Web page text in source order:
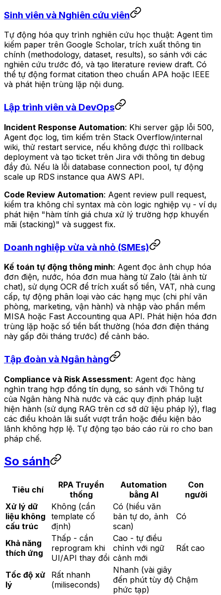
Sinh viên và Nghiên cứu viên
Tự động hóa quy trình nghiên cứu học thuật: Agent tìm
kiếm paper trên Google Scholar, trích xuất thông tin
chính (methodology, dataset, results), so sánh với các
nghiên cứu trước đó, và tạo literature review draft. Có
thể tự động format citation theo chuẩn APA hoặc IEEE
và phát hiện trùng lặp nội dung.
Lập trình viên và DevOps
Incident Response Automation: Khi server gặp lỗi 500,
Agent đọc log, tìm kiếm trên Stack Overflow/internal
wiki, thử restart service, nếu không được thì rollback
deployment và tạo ticket trên Jira với thông tin debug
đầy đủ. Nếu là lỗi database connection pool, tự động
scale up RDS instance qua AWS API.
Code Review Automation: Agent review pull request,
kiểm tra không chỉ syntax mà còn logic nghiệp vụ - ví dụ
phát hiện "hàm tính giá chưa xử lý trường hợp khuyến
mãi (stacking)" và suggest fix.
Doanh nghiệp vừa và nhỏ (SMEs)
Kế toán tự động thông minh: Agent đọc ảnh chụp hóa
đơn điện, nước, hóa đơn mua hàng từ Zalo (tải ảnh từ
chat), sử dụng OCR để trích xuất số tiền, VAT, nhà cung
cấp, tự động phân loại vào các hạng mục (chi phí văn
phòng, marketing, vận hành) và nhập vào phần mềm
MISA hoặc Fast Accounting qua API. Phát hiện hóa đơn
trùng lặp hoặc số tiền bất thường (hóa đơn điện tháng
này gấp đôi tháng trước) để cảnh báo.
Tập đoàn và Ngân hàng
Compliance và Risk Assessment: Agent đọc hàng
nghìn trang hợp đồng tín dụng, so sánh với Thông tư
của Ngân hàng Nhà nước và các quy định pháp luật
hiện hành (sử dụng RAG trên cơ sở dữ liệu pháp lý), flag
các điều khoản lãi suất vượt trần hoặc điều kiện bảo
lãnh không hợp lệ. Tự động tạo báo cáo rủi ro cho ban
pháp chế.
So sánh
Tiêu chí
RPA Truyền
thống
Automation
bằng AI
Con
người
Xử lý dữ
liệu không
cấu trúc
Không (cần
template cố
định)
Có (hiểu văn
bản tự do, ảnh
scan)
Có
Khả năng
thích ứng
Thấp - cần
reprogram khi
UI/API thay đổi
Cao - tự điều
chỉnh với ngữ
cảnh mới
Rất cao
Tốc độ xử
lý
Rất nhanh
(miliseconds)
Nhanh (vài giây
đến phút tùy độ
phức tạp)
Chậm